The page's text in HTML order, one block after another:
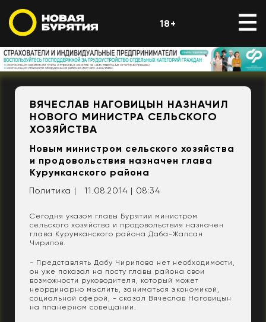
18+
ВЯЧЕСЛАВ НАГОВИЦЫН НАЗНАЧИЛ
НОВОГО МИНИСТРА СЕЛЬСКОГО
ХОЗЯЙСТВА
Новым министром сельского хозяйства
и продовольствия назначен глава
Курумканского района
Политика | 11.08.2014 | 08:34
Сегодня указом главы Бурятии министром
сельского хозяйства и продовольствия назначен
глава Курумканского района Даба-Жалсан
Чирипов.
- Представлять Дабу Чирипова нет необходимости,
он уже показал на посту главы района свои
возможности руководителя, который может
неординарно мыслить, заниматься экономикой,
социальной сферой, - сказал Вячеслав Наговицын
на планерном совещании.